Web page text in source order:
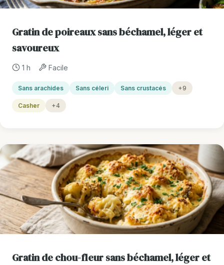
Gratin de poireaux sans béchamel, léger et
savoureux
1 h Facile
Sans arachides Sans céleri Sans crustacés +9
Casher +4
Gratin de chou-fleur sans béchamel, léger et